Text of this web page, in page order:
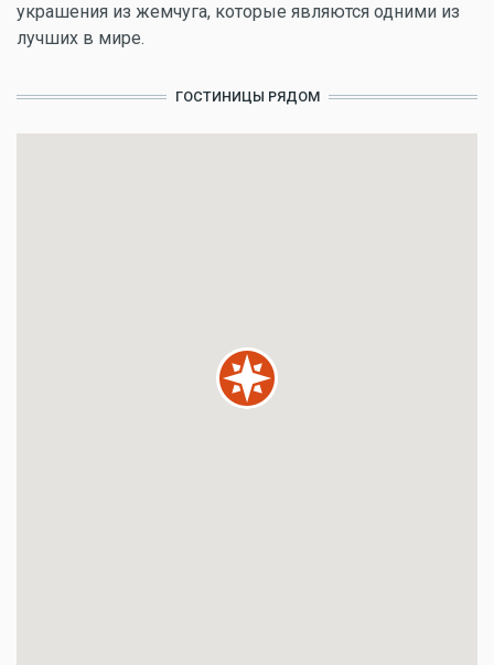
украшения из жемчуга, которые являются одними из
лучших в мире.
ГОСТИНИЦЫ РЯДОМ